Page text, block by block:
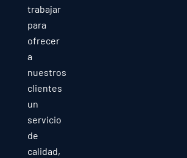
trabajar
para
ofrecer
a
nuestros
clientes
un
servicio
de
calidad,